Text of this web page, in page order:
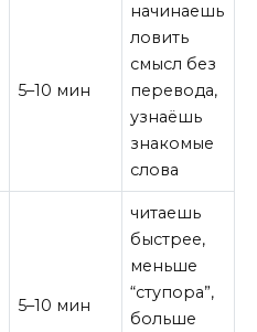
5–10 мин
начинаешь
ловить
смысл без
перевода,
узнаёшь
знакомые
слова
5–10 мин
читаешь
быстрее,
меньше
“ступора”,
больше